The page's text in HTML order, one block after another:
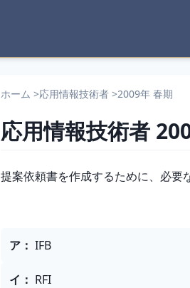
ホーム >応用情報技術者 >2009年 春期
応用情報技術者
問題文
提案依頼書を作成するために、必要
選択肢
ア ： IFB
イ ： RFI